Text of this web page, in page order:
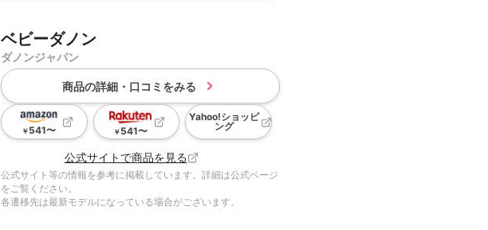
ベビーダノン
ダノンジャパン
商品の詳細・口コミをみる
￥541〜 ￥541〜
Yahoo!ショッピ
ング
公式サイトで商品を見る
公式サイト等の情報を参考に掲載しています。詳細は公式ページ
をご覧ください。
各遷移先は最新モデルになっている場合がございます。